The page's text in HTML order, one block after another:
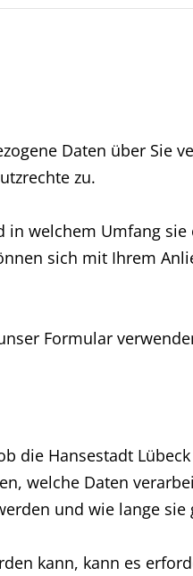
Daten über Sie
zu.
in welchem Umfang
sich mit Ihrem
Formular
die Hansestadt
welche Daten
und wie lange sie
kann, kann es